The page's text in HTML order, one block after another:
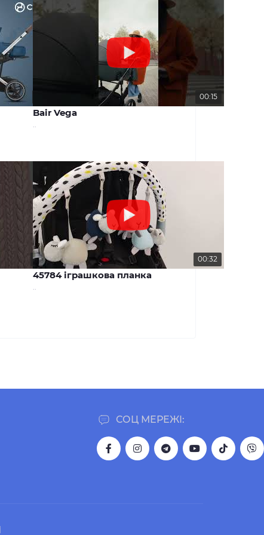
00:15
Bair Vega
..
00:29 00:32
45784 іграшкова планка
..
СОЦ МЕРЕЖІ: